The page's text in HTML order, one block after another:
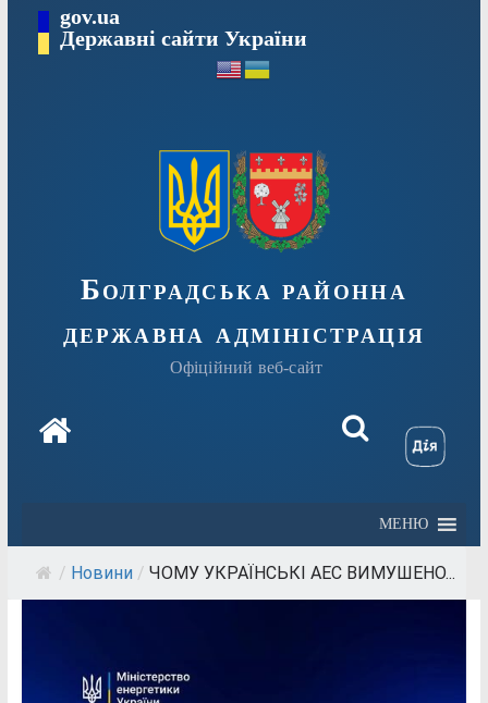
Перейтиgov.ua
Державні сайти України
Болградська районна
державна адміністрація
Офіційний веб-сайт
МЕНЮ
/ Новини / ЧОМУ УКРАЇНСЬКІ АЕС ВИМУШЕНО...